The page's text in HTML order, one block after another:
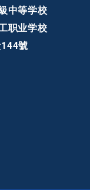
中等学校
职业学校
號